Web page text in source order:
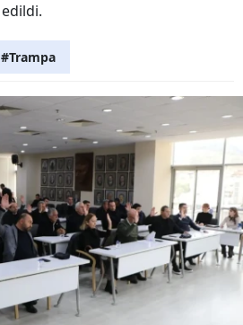
#Trampa